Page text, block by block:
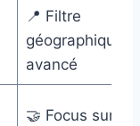
📍 Filtre
géographique
avancé
🤝 Focus sur